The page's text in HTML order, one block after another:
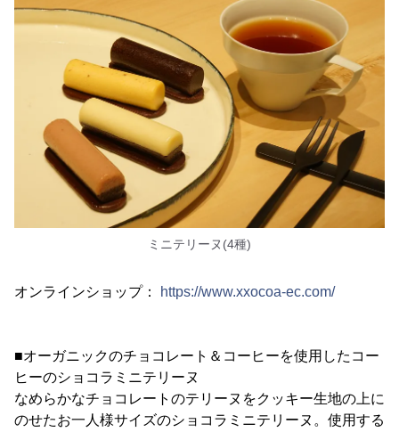
ミニテリーヌ(4種)
オンラインショップ： https://www.xxocoa-ec.com/
■オーガニックのチョコレート＆コーヒーを使用したコー
ヒーのショコラミニテリーヌ
なめらかなチョコレートのテリーヌをクッキー生地の上に
のせたお一人様サイズのショコラミニテリーヌ。使用する